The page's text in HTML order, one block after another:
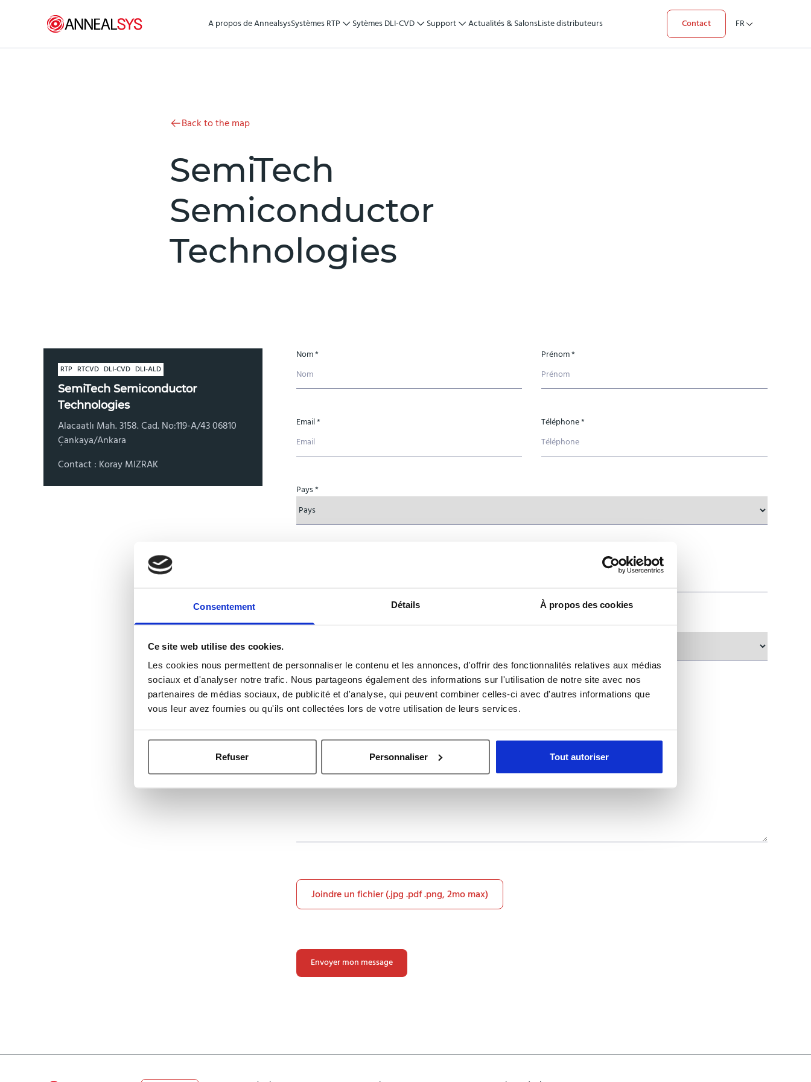
Consentement Détails À propos des cookies
Ce site web utilise des cookies.
Les cookies nous permettent de personnaliser le contenu et les annonces, d'offrir des fonctionnalités relatives aux médias
sociaux et d'analyser notre trafic. Nous partageons également des informations sur l'utilisation de notre site avec nos
partenaires de médias sociaux, de publicité et d'analyse, qui peuvent combiner celles-ci avec d'autres informations que
vous leur avez fournies ou qu'ils ont collectées lors de votre utilisation de leurs services.
Refuser Personnaliser Tout autoriser
A propos de AnnealsysSystèmes RTP Sytèmes DLI-CVD Support Actualités & SalonsListe distributeurs Contact FR
Back to the map
SemiTech
Semiconductor
Technologies
RTP RTCVD DLI-CVD DLI-ALD
SemiTech Semiconductor
Technologies
Alacaatlı Mah. 3158. Cad. No:119-A/43 06810
Çankaya/Ankara
Contact : Koray MIZRAK
Nom * Prénom *
Email * Téléphone *
Pays *
Sujet *
Message *
Joindre un fichier (.jpg .pdf .png, 2mo max)
ce
champ
vide.